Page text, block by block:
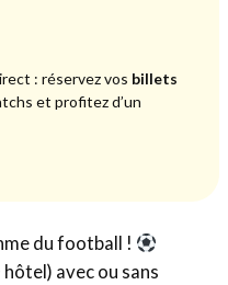
: réservez vos billets
et profitez d’un
du football !
avec ou sans